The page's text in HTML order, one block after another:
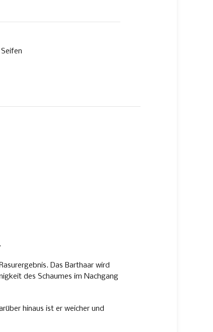
Seifen
Das Barthaar wird
des Schaumes im Nachgang
hinaus ist er weicher und